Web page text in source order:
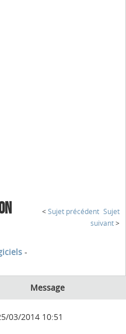
< Sujet précédent Sujet
suivant >
-
Message
03/2014 10:51